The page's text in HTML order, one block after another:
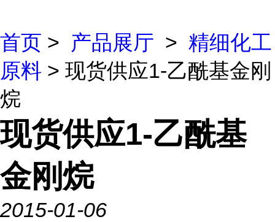
首页 > 产品展厅 > 精细化工
原料 > 现货供应1-乙酰基金刚
烷
现货供应1-乙酰基
金刚烷
2015-01-06